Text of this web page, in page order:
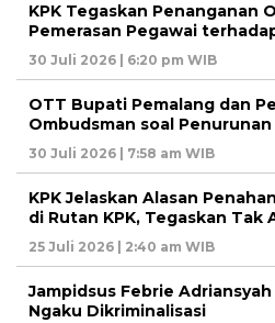
KPK Tegaskan Penanganan
Pemerasan Pegawai
30 Juli 2026 | 6:20 pm WIB
OTT Bupati Pemalang dan
Ombudsman soal
30 Juli 2026 | 7:58 am WIB
KPK Jelaskan Alasan
di Rutan KPK, Tegaskan Tak
25 Juli 2026 | 2:40 am WIB
Jampidsus Febrie
Ngaku Dikriminalisasi